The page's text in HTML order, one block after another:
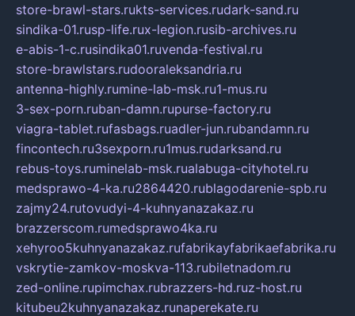
store-brawl-stars.rukts-services.rudark-sand.ru
sindika-01.rusp-life.rux-legion.rusib-archives.ru
e-abis-1-c.rusindika01.ruvenda-festival.ru
store-brawlstars.rudooraleksandria.ru
antenna-highly.rumine-lab-msk.ru1-mus.ru
3-sex-porn.ruban-damn.rupurse-factory.ru
viagra-tablet.rufasbags.ruadler-jun.rubandamn.ru
fincontech.ru3sexporn.ru1mus.rudarksand.ru
rebus-toys.ruminelab-msk.rualabuga-cityhotel.ru
medsprawo-4-ka.ru2864420.rublagodarenie-spb.ru
zajmy24.rutovudyi-4-kuhnyanazakaz.ru
brazzerscom.rumedsprawo4ka.ru
xehyroo5kuhnyanazakaz.rufabrikayfabrikaefabrika.ru
vskrytie-zamkov-moskva-113.rubiletnadom.ru
zed-online.rupimchax.rubrazzers-hd.ruz-host.ru
kitubeu2kuhnyanazakaz.runaperekate.ru